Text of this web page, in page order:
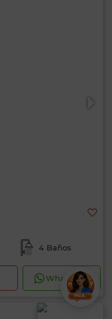
4 Baños
WhatsApp